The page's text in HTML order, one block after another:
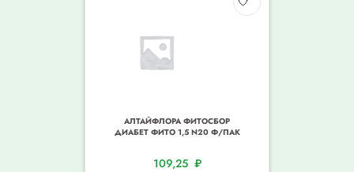
АЛТАЙФЛОРА ФИТОСБОР
ДИАБЕТ ФИТО 1,5 N20 Ф/ПАК
109,25 ₽